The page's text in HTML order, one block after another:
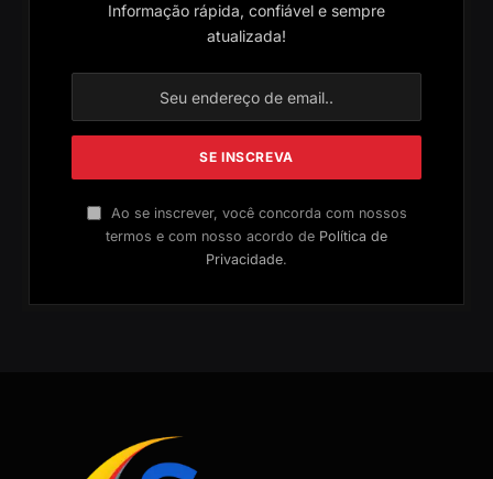
Informação rápida, confiável e sempre
atualizada!
Ao se inscrever, você concorda com nossos
termos e com nosso acordo de Política de
Privacidade.